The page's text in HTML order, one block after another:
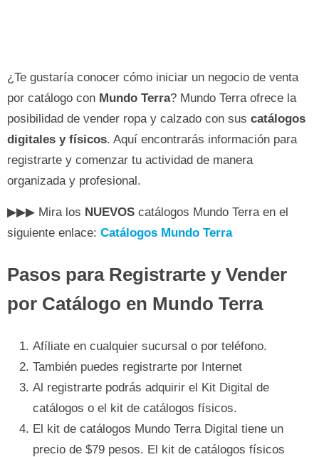
¿Te gustaría conocer cómo iniciar un negocio de venta
por catálogo con Mundo Terra? Mundo Terra ofrece la
posibilidad de vender ropa y calzado con sus catálogos
digitales y físicos. Aquí encontrarás información para
registrarte y comenzar tu actividad de manera
organizada y profesional.
▶▶▶ Mira los NUEVOS catálogos Mundo Terra en el
siguiente enlace: Catálogos Mundo Terra
Pasos para Registrarte y Vender
por Catálogo en Mundo Terra
Afíliate en cualquier sucursal o por teléfono.
También puedes registrarte por Internet
Al registrarte podrás adquirir el Kit Digital de
catálogos o el kit de catálogos físicos.
El kit de catálogos Mundo Terra Digital tiene un
precio de $79 pesos. El kit de catálogos físicos